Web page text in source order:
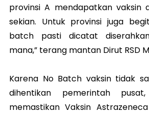
provinsi A mendapatkan vaksin
sekian. Untuk provinsi juga
batch pasti dicatat
mana,” terang mantan Dirut RSD
Karena No Batch vaksin tidak
dihentikan pemerintah
memastikan Vaksin